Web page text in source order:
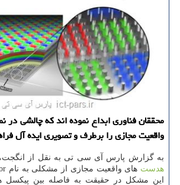
محققان فناوری ابداع نموده اند كه چالشی
واقعیت مجازی را برطرف و تصویری ایده آل
به گزارش پارس آی سی تی به نقل از انگجت،
هدست
این مشکل در حقیقت به فاصله بین پیکسل